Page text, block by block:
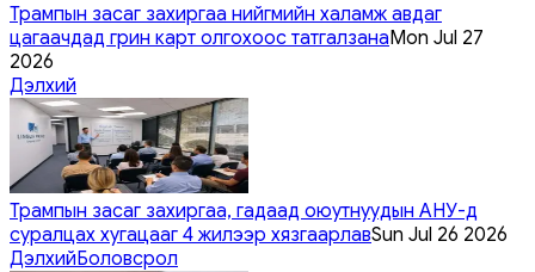
Трампын засаг захиргаа нийгмийн халамж авдаг
цагаачдад грин карт олгохоос татгалзанаMon Jul 27
2026
Дэлхий
Трампын засаг захиргаа, гадаад оюутнуудын АНУ-д
суралцах хугацааг 4 жилээр хязгаарлавSun Jul 26 2026
ДэлхийБоловсрол